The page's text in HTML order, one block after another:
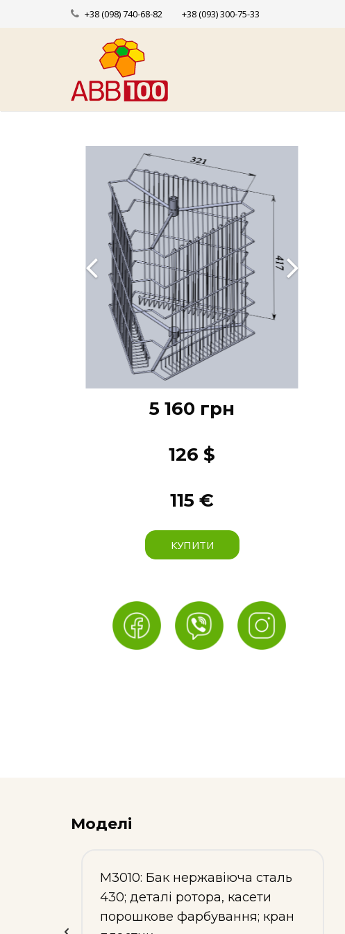
+38 (098) 740-68-82 +38 (093) 300-75-33
5 160 грн
126 $
115 €
КУПИТИ
Моделі
М3010: Бак нержавіюча сталь
430; деталі ротора, касети
порошкове фарбування; кран